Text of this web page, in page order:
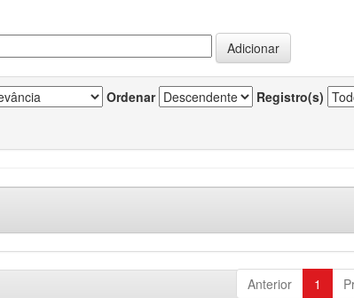
Ordenar Registro(s)
Anterior 1